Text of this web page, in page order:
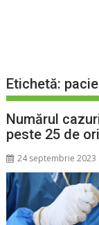
Etichetă:
Numărul
peste 25 de
24 septembrie 2023